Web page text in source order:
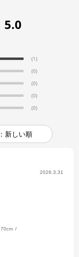
5.0
(1)
(0)
(0)
(0)
(0)
新しい順
2026.3.31